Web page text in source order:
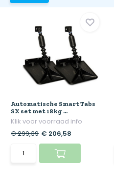
Automatische Smart Tabs
SX set met 18kg ...
Klik voor voorraad info
€ 299,39 € 206,58